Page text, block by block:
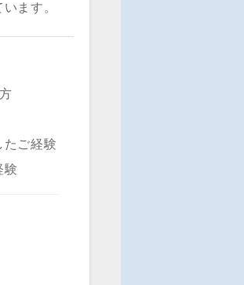
ます。
たご経験
験